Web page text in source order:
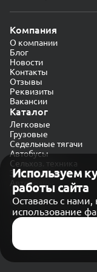
Используем
работы сайта
Оставаясь с нами,
использование
Компания
О компании
Блог
Новости
Контакты
Отзывы
Реквизиты
Вакансии
Каталог
Легковые
Грузовые
Седельные тягачи
Автобусы
Сельхоз. техника
Экскаваторы
Автокраны
Политика
Обработка
Согласие на
Карта сайта
© CARAKB 2026. Все